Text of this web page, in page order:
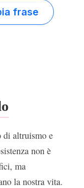
frase
di altruismo e
non è
ma
la nostra vita.